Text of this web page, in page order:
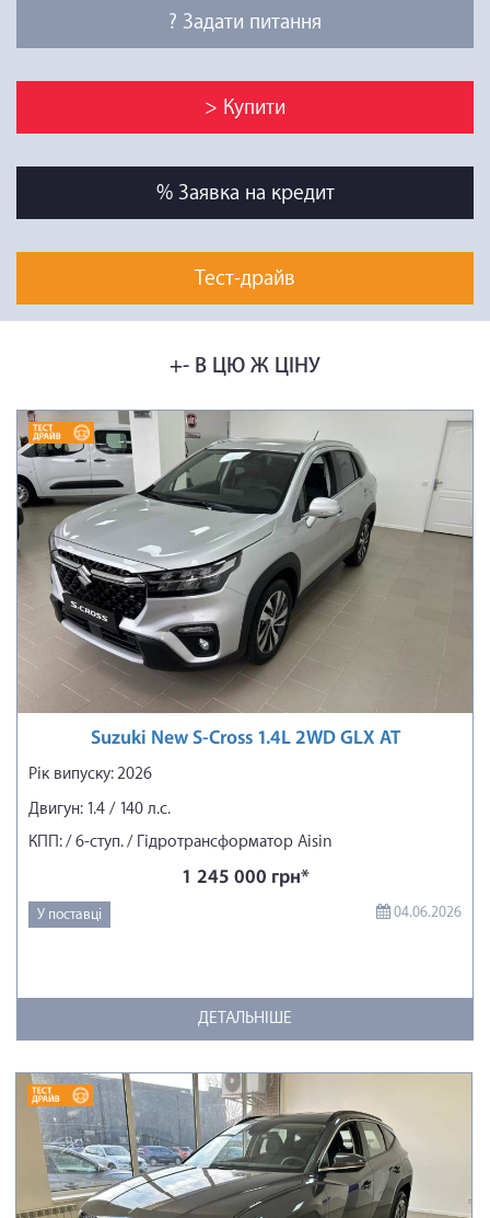
? Задати питання
> Купити
% Заявка на кредит
Тест-драйв
+- В ЦЮ Ж ЦІНУ
Suzuki New S-Cross 1.4L 2WD GLX AT
Рік випуску: 2026
Двигун: 1.4 / 140 л.с.
КПП: / 6-ступ. / Гідротрансформатор Aisin
1 245 000 грн*
У поставці 04.06.2026
ДЕТАЛЬНІШЕ